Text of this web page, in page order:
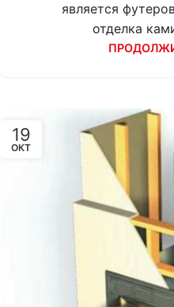
является
отделка
19
ОКТ